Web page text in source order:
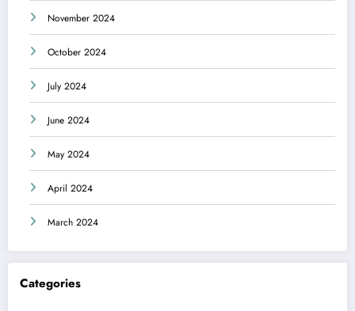
November 2024
October 2024
July 2024
June 2024
May 2024
April 2024
March 2024
Categories